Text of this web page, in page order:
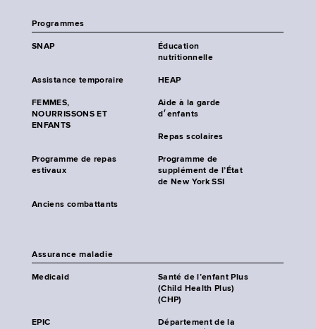
Programmes
SNAP
Éducation
nutritionnelle
Assistance temporaire HEAP
FEMMES,
NOURRISSONS ET
ENFANTS
Aide à la garde
d׳enfants
Repas scolaires
Programme de repas
estivaux
Programme de
supplément de l’État
de New York SSI
Anciens combattants
Assurance maladie
Medicaid
Santé de l’enfant Plus
(Child Health Plus)
(CHP)
EPIC
Département de la